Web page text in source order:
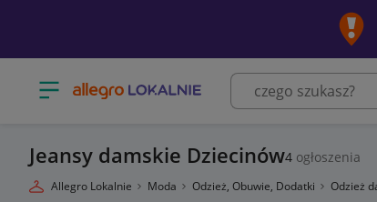
Otwórz menu z kategoriami
Jeansy damskie Dziecinów4 ogłoszenia
Allegro Lokalnie Moda Odzież, Obuwie, Dodatki Odzież